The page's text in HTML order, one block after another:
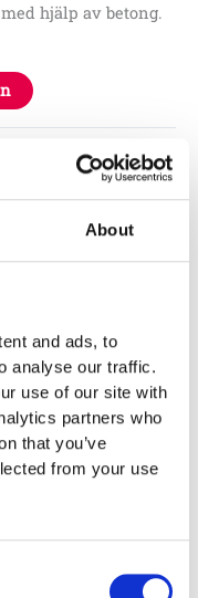
About
and ads, to
analyse our traffic.
use of our site with
partners who
that you’ve
from your use
hjälp av betong.
2,0 x 0,7 x 0,9 m